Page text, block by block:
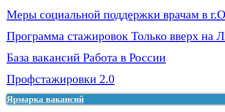
Меры социальной поддержки врачам в
Программа стажировок Только вверх на
База вакансий Работа в России
Профстажировки 2.0
Ярмарка вакансий
ярмарка вакансий 2022 график подключений